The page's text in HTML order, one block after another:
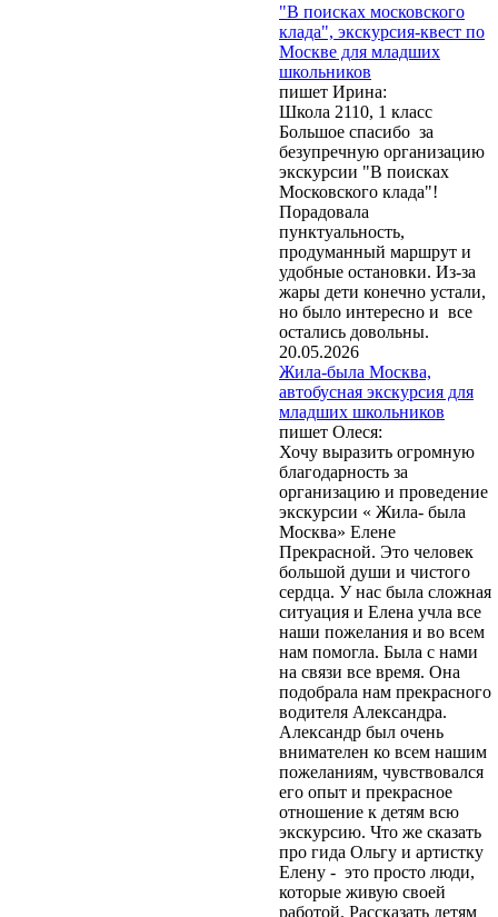
Обращаем Ваше
внимание, что при
заказе экскурсий и
оформлении бланков
заказа нажатие кнопки
"Отправить" или
"Заказать" означает
согласие на обработку
Ваших персональных
данных (Федеральный
закон № 152-ФЗ от
27.07.2006 г. «О
персональных
данных»).Вы даете
согласие Центру
экскурсий и
путешествий
«Московский» на
обработку своих
персональных данных
(ФИО, телефон, e-mail)
в целях обработки
своего заказа и связи с
вами. Обработка
осуществляется в
соответствии с
Политикой
конфиденциальности
Согласие может быть
отозвано путём
направления
письменного заявления
на адрес
moscentre@yandex.ru.
Отправить
"В поисках московского
клада", экскурсия-квест по
Москве для младших
школьников
пишет Ирина:
Школа 2110, 1 класс
Большое спасибо за
безупречную организацию
экскурсии "В поисках
Московского клада"!
Порадовала
пунктуальность,
продуманный маршрут и
удобные остановки. Из-за
жары дети конечно устали,
но было интересно и все
остались довольны.
20.05.2026
Жила-была Москва,
автобусная экскурсия для
младших школьников
пишет Олеся:
Хочу выразить огромную
благодарность за
организацию и проведение
экскурсии « Жила- была
Москва» Елене
Прекрасной. Это человек
большой души и чистого
сердца. У нас была сложная
ситуация и Елена учла все
наши пожелания и во всем
нам помогла. Была с нами
на связи все время. Она
подобрала нам прекрасного
водителя Александра.
Александр был очень
внимателен ко всем нашим
пожеланиям, чувствовался
его опыт и прекрасное
отношение к детям всю
экскурсию. Что же сказать
про гида Ольгу и артистку
Елену - это просто люди,
которые живую своей
работой. Рассказать детям